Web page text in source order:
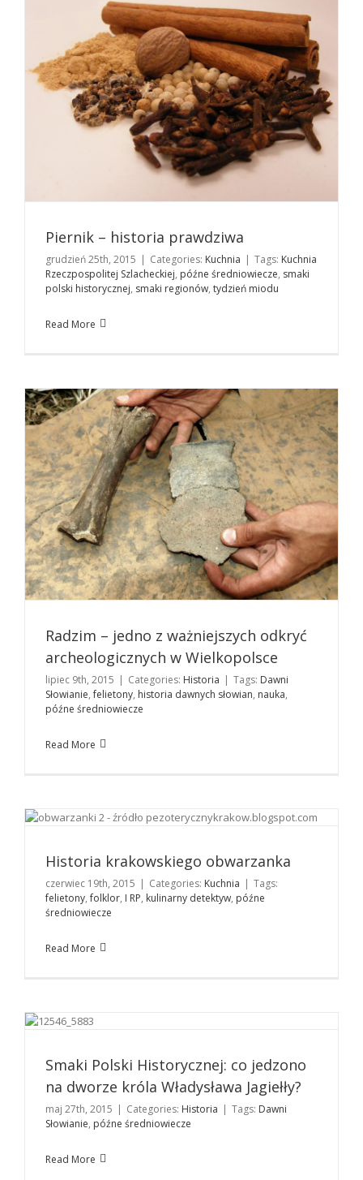
Piernik – historia prawdziwa
grudzień 25th, 2015 | Categories: Kuchnia | Tags: Kuchnia
Rzeczpospolitej Szlacheckiej, późne średniowiecze, smaki
polski historycznej, smaki regionów, tydzień miodu
Read More
Radzim – jedno z ważniejszych odkryć
archeologicznych w Wielkopolsce
Radzim – jedno z ważniejszych odkryć
archeologicznych w Wielkopolsce
lipiec 9th, 2015 | Categories: Historia | Tags: Dawni
Słowianie,felietony, historia dawnych słowian, nauka,
późne średniowiecze
Read More
Historia krakowskiego obwarzanka
Historia krakowskiego obwarzanka
czerwiec 19th, 2015 | Categories: Kuchnia | Tags:
felietony,folklor, I RP, kulinarny detektyw, późne
średniowiecze
Read More
Smaki Polski Historycznej: co jedzono na dworze
Smaki Polski Historycznej: co jedzono
na dworze króla Władysława Jagiełły?
maj 27th, 2015 | Categories: Historia | Tags: Dawni
Słowianie, późne średniowiecze
Read More